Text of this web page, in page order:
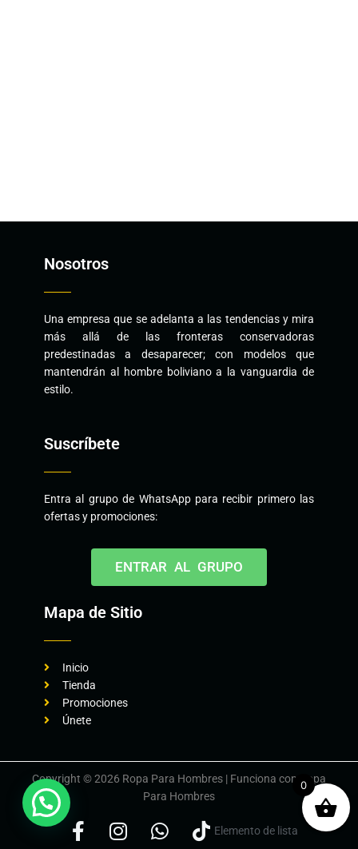
Nosotros
Una empresa que se adelanta a las tendencias y mira
más allá de las fronteras conservadoras
predestinadas a desaparecer; con modelos que
mantendrán al hombre boliviano a la vanguardia de
estilo.
Suscríbete
Entra al grupo de WhatsApp para recibir primero las
ofertas y promociones:
ENTRAR AL GRUPO
Mapa de Sitio
Inicio
Tienda
Promociones
Únete
Copyright © 2026 Ropa Para Hombres | Funciona con Ropa
Para Hombres
Elemento de lista
0